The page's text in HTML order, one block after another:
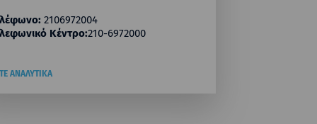
2106972004
Κέντρο:210-6972000
ΑΝΑΛΥΤΙΚΑ